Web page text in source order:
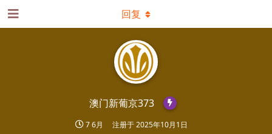
澳门新葡京373
7 6月 注册于2025年10月1日
回复